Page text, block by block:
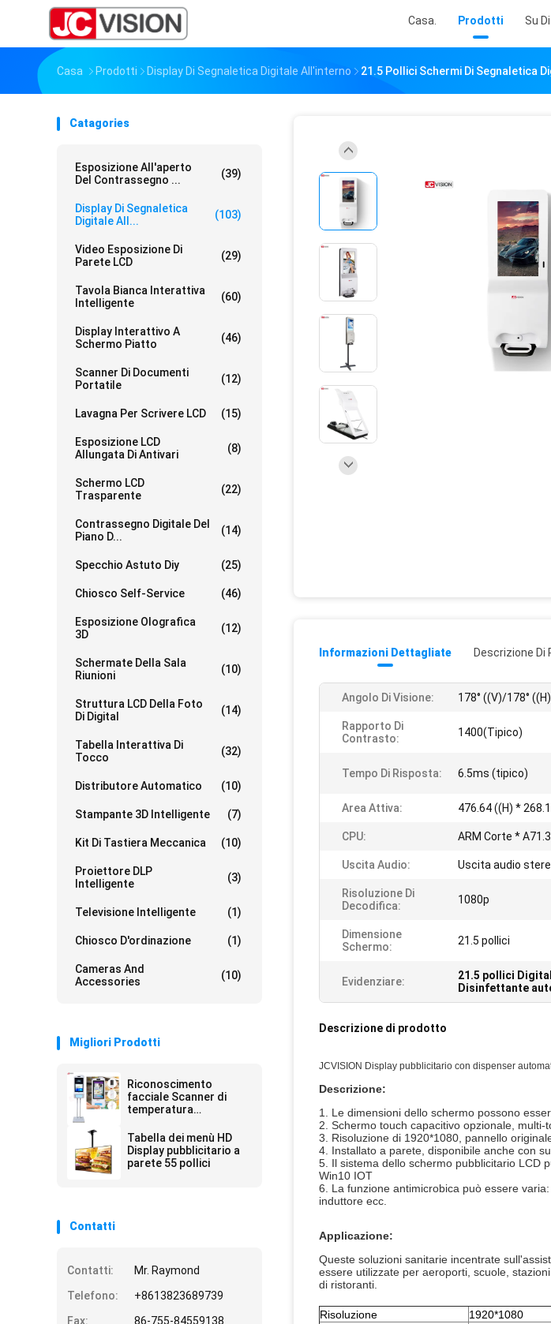
Casa. Prodotti Su
Casa Prodotti Display Di Segnaletica Digitale All'interno 21.5 Pollici Schermi Di Segnaletica
Catagories
Esposizione All'aperto
Del Contrassegno ...
(39)
Display Di Segnaletica
Digitale All...
(103)
Video Esposizione Di
Parete LCD
(29)
Tavola Bianca Interattiva
Intelligente
(60)
Display Interattivo A
Schermo Piatto
(46)
Scanner Di Documenti
Portatile
(12)
Lavagna Per Scrivere LCD (15)
Esposizione LCD
Allungata Di Antivari
(8)
Schermo LCD
Trasparente
(22)
Contrassegno Digitale Del
Piano D...
(14)
Specchio Astuto Diy (25)
Chiosco Self-Service (46)
Esposizione Olografica
3D
(12)
Schermate Della Sala
Riunioni
(10)
Struttura LCD Della Foto
Di Digital
(14)
Tabella Interattiva Di
Tocco
(32)
Distributore Automatico (10)
Stampante 3D Intelligente (7)
Kit Di Tastiera Meccanica (10)
Proiettore DLP
Intelligente
(3)
Televisione Intelligente (1)
Chiosco D'ordinazione (1)
Cameras And
Accessories
(10)
Migliori Prodotti
Riconoscimento
facciale Scanner di
temperatura
Chiosco pubblicitario
Tabella dei menù HD
Display pubblicitario a
parete 55 pollici
Contatti
Contatti:
Mr. Raymond
Telefono:
+8613823689739
Fax:
86-755-84559138
Informazioni Dettagliate Descrizione Di
Angolo Di Visione: 178° ((V)/178°
Rapporto Di
Contrasto:
1400(Tipico)
Tempo Di Risposta: 6.5ms (tipico)
Area Attiva: 476.64 ((H) *
CPU: ARM Corte *
Uscita Audio: Uscita audio
Risoluzione Di
Decodifica:
1080p
Dimensione
Schermo:
21.5 pollici
Evidenziare: 21.5 pollici
Disinfettante
Descrizione di prodotto
JCVISION Display pubblicitario con dispenser
Descrizione:
1. Le dimensioni dello schermo possono
2. Schermo touch capacitivo opzionale, multi-
3. Risoluzione di 1920*1080, pannello
4. Installato a parete, disponibile anche con
5. Il sistema dello schermo pubblicitario LCD
Win10 IOT
6. La funzione antimicrobica può essere
induttore ecc.
Applicazione:
Queste soluzioni sanitarie incentrate
essere utilizzate per aeroporti, scuole,
di ristoranti.
Risoluzione
1920*1080